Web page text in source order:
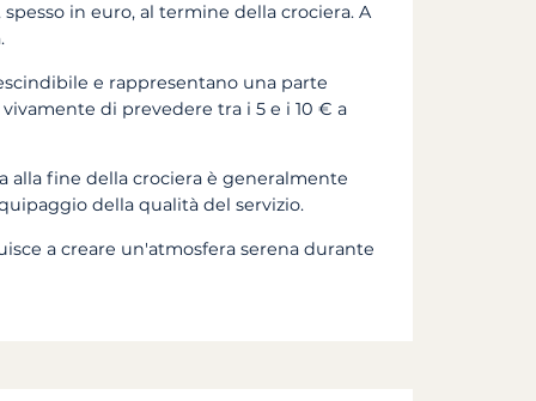
in euro, al termine della crociera. A
e rappresentano una parte
di prevedere tra i 5 e i 10 € a
alla fine della crociera è generalmente
della qualità del servizio.
a creare un'atmosfera serena durante